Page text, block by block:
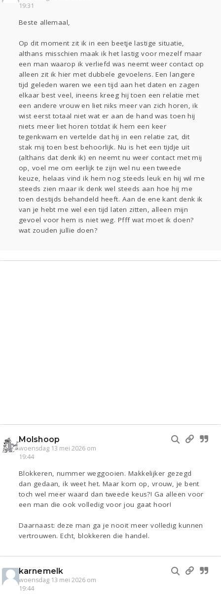
Sport
19:31
Beste allemaal,
Op dit moment zit ik in een beetje lastige situatie,
althans misschien maak ik het lastig voor mezelf maar
een man waarop ik verliefd was neemt weer contact op
alleen zit ik hier met dubbele gevoelens. Een langere
tijd geleden waren we een tijd aan het daten en zagen
elkaar best veel, ineens kreeg hij toen een relatie met
een andere vrouw en liet niks meer van zich horen, ik
wist eerst totaal niet wat er aan de hand was toen hij
niets meer liet horen totdat ik hem een keer
tegenkwam en vertelde dat hij in een relatie zat, dit
stak mij toen best behoorlijk. Nu is het een tijdje uit
(althans dat denk ik) en neemt nu weer contact met mij
op, voel me om eerlijk te zijn wel nu een tweede
keuze, helaas vind ik hem nog steeds leuk en hij wil me
steeds zien maar ik denk wel steeds aan hoe hij me
toen destijds behandeld heeft. Aan de ene kant denk ik
van je hebt me wel een tijd laten zitten, alleen mijn
gevoel voor hem is niet weg. Pfff wat moet ik doen?
wat zouden jullie doen?
Molshoop
woensdag 13 mei 2026 om
19:44
Blokkeren, nummer weggooien. Makkelijker gezegd
dan gedaan, ik weet het. Maar kom op, vrouw, je bent
toch wel meer waard dan tweede keus?! Ga alleen voor
een man die ook volledig voor jou gaat hoor!
Daarnaast: deze man ga je nooit meer volledig kunnen
vertrouwen. Echt, blokkeren die handel.
karnemelk
woensdag 13 mei 2026 om
19:44